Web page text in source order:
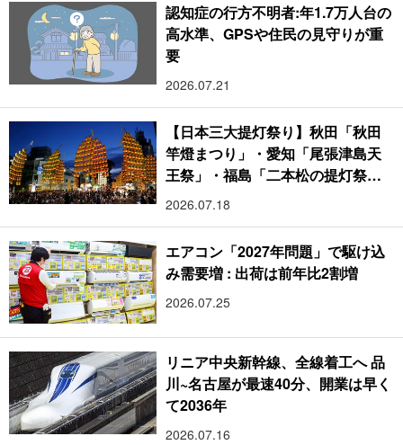
認知症の行方不明者:年1.7万人台の
高水準、GPSや住民の見守りが重
要
2026.07.21
【日本三大提灯祭り】秋田「秋田
竿燈まつり」・愛知「尾張津島天
王祭」・福島「二本松の提灯祭
り」:おびただしい灯火が夜空を照
2026.07.18
エアコン「2027年問題」で駆け込
み需要増 : 出荷は前年比2割増
2026.07.25
リニア中央新幹線、全線着工へ 品
川~名古屋が最速40分、開業は早く
て2036年
2026.07.16